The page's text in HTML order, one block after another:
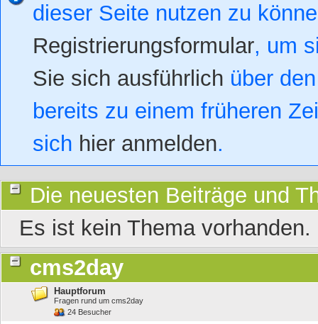
dieser Seite nutzen zu
Registrierungsformular, um
Sie sich ausführlich über
bereits zu einem früheren
sich hier anmelden.
Die neuesten Beiträge und
Es ist kein Thema vorhanden.
cms2day
Hauptforum
Fragen rund um cms2day
24 Besucher